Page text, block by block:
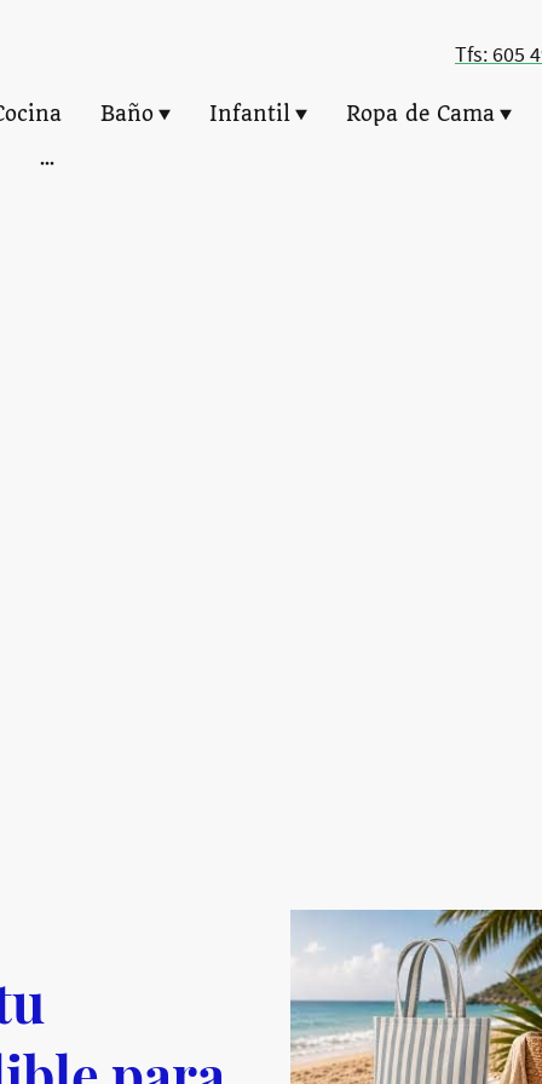
Tfs: 605
Baño Infantil Ropa de Cama